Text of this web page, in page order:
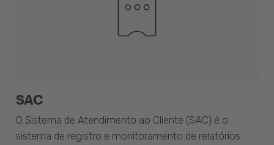
SAC
O Sistema de Atendimento ao Cliente (SAC) é o
sistema de registro e monitoramento de relatórios